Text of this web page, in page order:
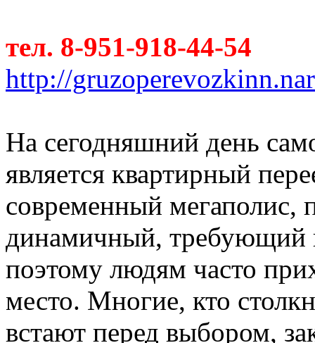
тел. 8-951-918-44-54
http://
На сегодняшний день
является квартирный
современный
динамичный, требующий
поэтому людям часто
место. Многие, кто
встают перед выбором,